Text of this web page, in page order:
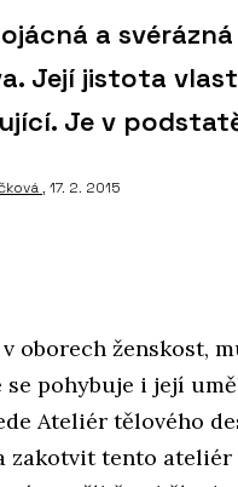
a
Její jistota
Je v
, 17. 2. 2015
oborech ženskost,
pohybuje i její
Ateliér tělového
zakotvit tento